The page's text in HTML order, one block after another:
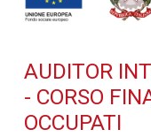
AUDITOR
- CORSO
OCCUPATI